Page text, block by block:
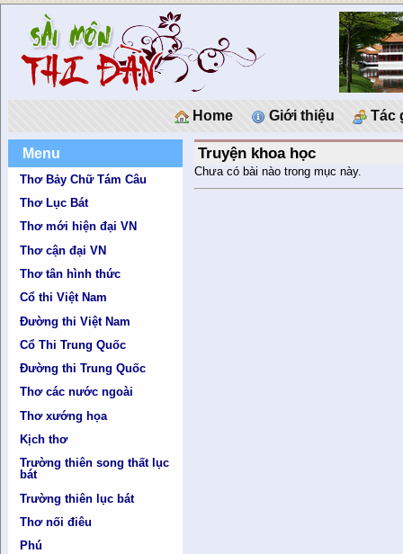
Home Giới thiệu Tác
Menu
Thơ Bảy Chữ Tám Câu
Thơ Lục Bát
Thơ mới hiện đại VN
Thơ cận đại VN
Thơ tân hình thức
Cổ thi Việt Nam
Đường thi Việt Nam
Cổ Thi Trung Quốc
Đường thi Trung Quốc
Thơ các nước ngoài
Thơ xướng họa
Kịch thơ
Trường thiên song thất lục
bát
Trường thiên lục bát
Thơ nối điêu
Phú
Truyện khoa học
Chưa có bài nào trong mục này.